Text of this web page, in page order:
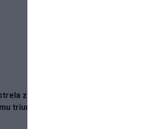
z hranice šestnástky: Rusnák
triumfu Seattlu